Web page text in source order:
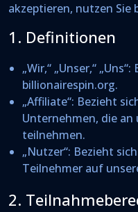
akzeptieren, nutzen Sie
1. Definitionen
„Wir,“ „Unser,“ „Uns“:
billionairespin.org.
„Affiliate“: Bezieht
Unternehmen, die
teilnehmen.
„Nutzer“: Bezieht
Teilnehmer auf
2.